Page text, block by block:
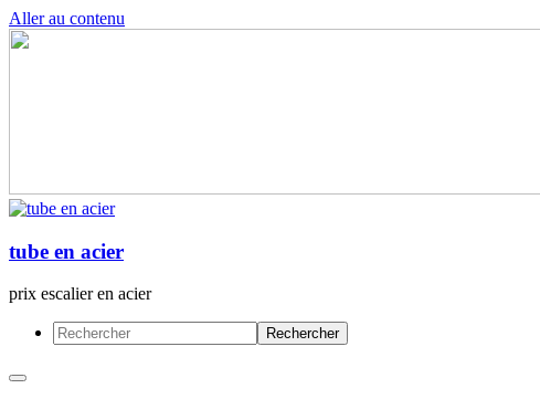
Aller au contenu
tube en acier
prix escalier en acier